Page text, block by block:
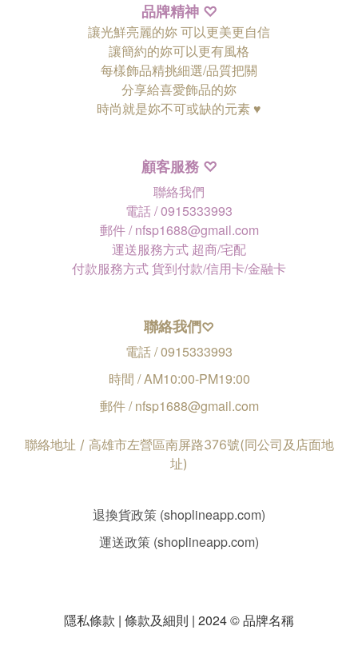
品牌精神 ♡
讓光鮮亮麗的妳 可以更美更自信
讓簡約的妳可以更有風格
每樣飾品精挑細選/品質把關
分享給喜愛飾品的妳
時尚就是妳不可或缺的元素 ♥
顧客服務 ♡
聯絡我們
電話 / 0915333993
郵件 / nfsp1688@gmail.com
運送服務方式 超商/宅配
付款服務方式 貨到付款/信用卡/金融卡
聯絡我們♡
電話 / 0915333993
時間 / AM10:00-PM19:00
郵件 / nfsp1688@gmail.com
聯絡地址 / 高雄市左營區南屏路376號(同公司及店面地
址)
退換貨政策 (shoplineapp.com)
運送政策 (shoplineapp.com)
隱私條款 | 條款及細則 | 2024 © 品牌名稱